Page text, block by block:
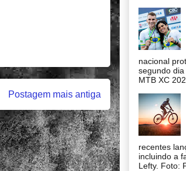
Postagem mais antiga
nacional
segundo
MTB XC
recentes
incluindo a
Lefty. Foto: